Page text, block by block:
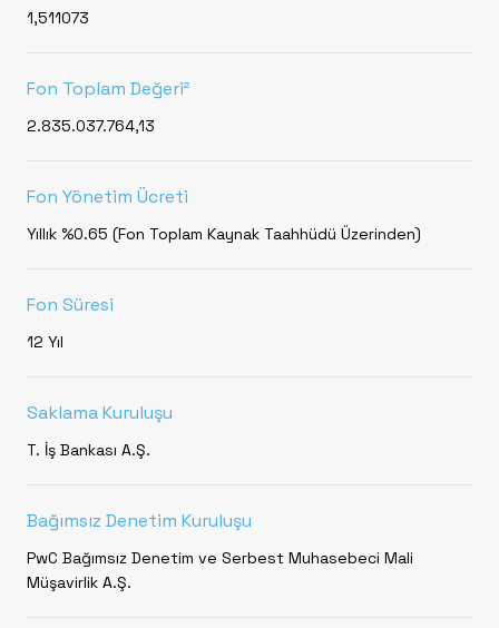
1,511073
Fon Toplam Değeri²
2.835.037.764,13
Fon Yönetim Ücreti
Yıllık %0.65 (Fon Toplam Kaynak Taahhüdü Üzerinden)
Fon Süresi
12 Yıl
Saklama Kuruluşu
T. İş Bankası A.Ş.
Bağımsız Denetim Kuruluşu
PwC Bağımsız Denetim ve Serbest Muhasebeci Mali
Müşavirlik A.Ş.